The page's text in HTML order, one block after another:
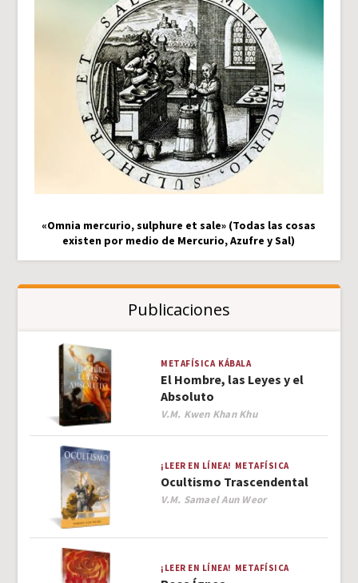
«Omnia mercurio, sulphure et sale» (Todas las cosas
existen por medio de Mercurio, Azufre y Sal)
Publicaciones
METAFÍSICA KÁBALA
El Hombre, las Leyes y el
Absoluto
Author
V.M. Kwen Khan Khu
¡LEER EN LÍNEA! METAFÍSICA
Ocultismo Trascendental
Author
V.M. Samael Aun Weor
¡LEER EN LÍNEA! METAFÍSICA